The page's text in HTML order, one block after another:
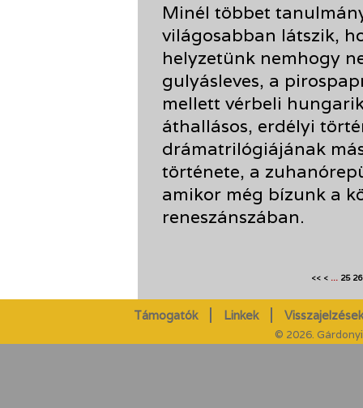
Minél többet
világosabban látszik,
helyzetünk nemhogy
gulyásleves, a
mellett vérbeli
áthallásos, erdélyi
drámatrilógiájának
története, a
amikor még bízunk a
reneszánszában.
<< < ... 25 26
Támogatók Linkek
© 2026.